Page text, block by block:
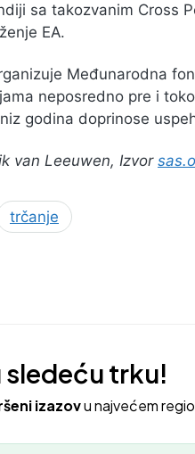
sa takozvanim Cross
EA.
Međunarodna
neposredno pre i
godina doprinose
van Leeuwen, Izvor
trčanje
sledeću trku!
izazovu najvećem